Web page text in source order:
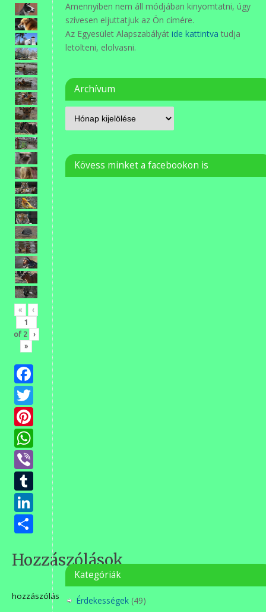
« ‹
of 2
›
»
Facebook
Twitter
Pinterest
WhatsApp
Viber
Tumblr
LinkedIn
Ossza
meg
Hozzászólások
hozzászólás
Amennyiben nem áll módjában kinyomtatni, úgy
szívesen eljuttatjuk az Ön címére.
Az Egyesület Alapszabályát ide kattintva tudja
letölteni, elolvasni.
Archívum
Kövess minket a facebookon is
Kategóriák
Érdekességek (49)